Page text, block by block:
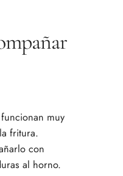
funcionan muy
fritura.
con
al horno.